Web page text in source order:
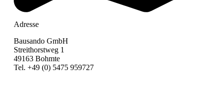
Adresse
Bausando GmbH
Streithorstweg 1
49163 Bohmte
Tel. +49 (0) 5475 959727